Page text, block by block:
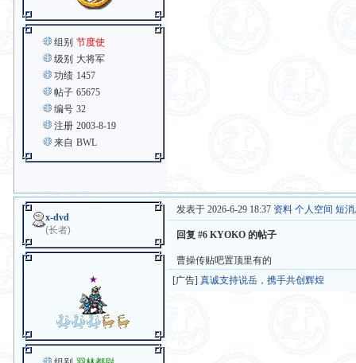
组别 节度使
级别 大将军
功绩 1457
帖子 65675
编号 32
注册 2003-8-19
来自 BWL
x-dvd
(长者)
★
发表于 2026-6-29 18:37 资料 个人空间 短
回复 #6 KYOKO 的帖子
曹操传贴吧置顶里有的
[广告]真诚支持说岳，携手共创辉煌